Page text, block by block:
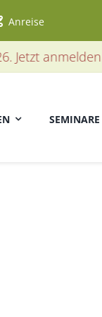
Anreise
anmelden! •